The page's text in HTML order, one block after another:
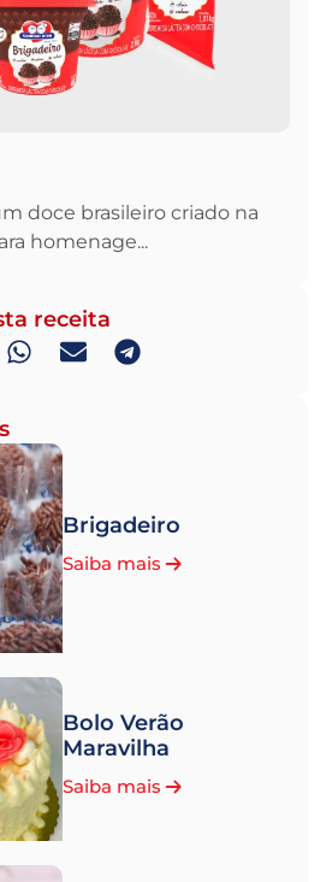
doce brasileiro criado na
homenage...
receita
Brigadeiro
Saiba mais
Bolo Verão
Maravilha
Saiba mais